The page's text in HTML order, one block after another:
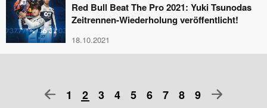
Red Bull Beat The Pro 2021: Yuki Tsunodas
Zeitrennen-Wiederholung veröffentlicht!
18.10.2021
1 2 3 4 5 6 7 8 9